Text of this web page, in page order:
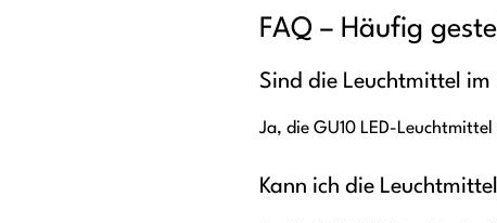
FAQ – Häufig
Sind die Leuchtmittel
Ja, die GU10 LED-
Kann ich die